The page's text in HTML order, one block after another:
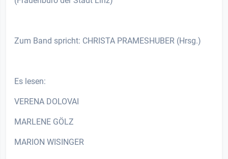
Zum Band spricht: CHRISTA PRAMESHUBER (Hrsg.)
Es lesen:
VERENA DOLOVAI
MARLENE GÖLZ
MARION WISINGER